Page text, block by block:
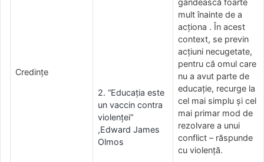
Credinţe
2. “Educaţia este
un vaccin contra
violenţei“
,Edward James
Olmos
mult înainte de a
acționa . În acest
context, se previn
acțiuni necugetate,
pentru că omul care
nu a avut parte de
educație, recurge la
cel mai simplu și cel
mai primar mod de
rezolvare a unui
conflict – răspunde
cu violență.